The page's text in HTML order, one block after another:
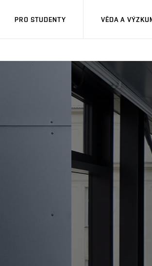
PRO STUDENTY VĚDA A